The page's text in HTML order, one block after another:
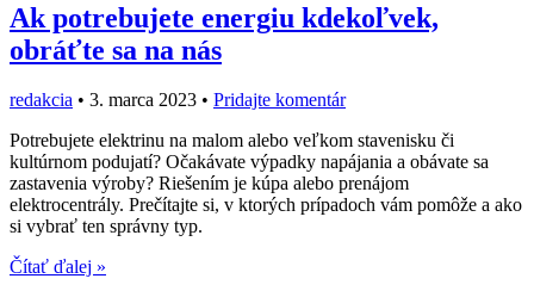
Ak potrebujete energiu kdekoľvek,
obráťte sa na nás
redakcia • 3. marca 2023 • Pridajte komentár
Potrebujete elektrinu na malom alebo veľkom stavenisku či
kultúrnom podujatí? Očakávate výpadky napájania a obávate sa
zastavenia výroby? Riešením je kúpa alebo prenájom
elektrocentrály. Prečítajte si, v ktorých prípadoch vám pomôže a ako
si vybrať ten správny typ.
Čítať ďalej »